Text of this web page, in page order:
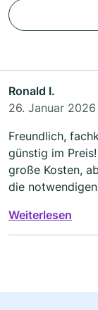
Ronald I.
26. Januar 2026
Freundlich,
günstig im
große Kosten,
die
zeitnah
Kundenservice
Weiterlesen